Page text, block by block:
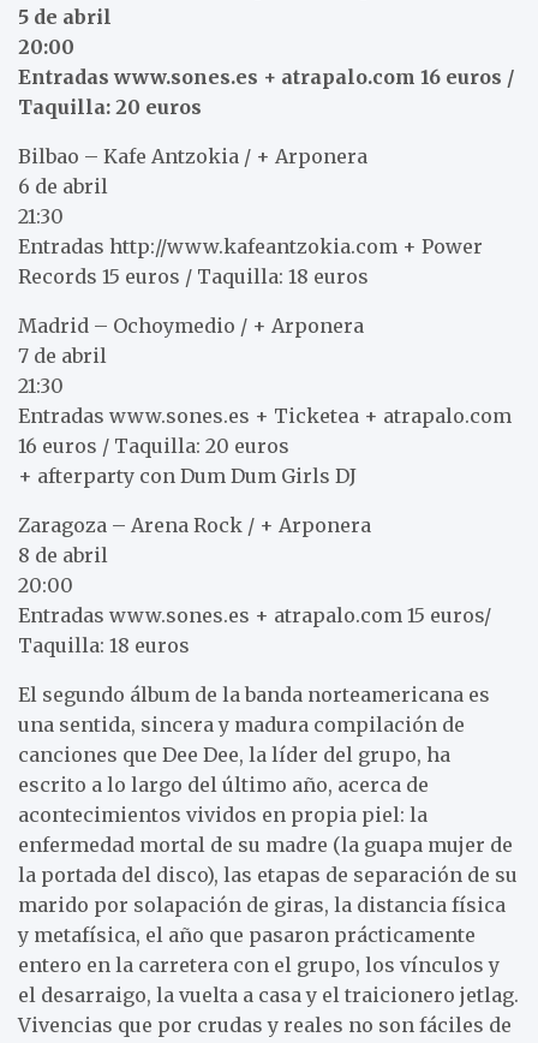
5 de abril
20:00
Entradas www.sones.es + atrapalo.com 16 euros /
Taquilla: 20 euros
Bilbao – Kafe Antzokia / + Arponera
6 de abril
21:30
Entradas http://www.kafeantzokia.com + Power
Records 15 euros / Taquilla: 18 euros
Madrid – Ochoymedio / + Arponera
7 de abril
21:30
Entradas www.sones.es + Ticketea + atrapalo.com
16 euros / Taquilla: 20 euros
+ afterparty con Dum Dum Girls DJ
Zaragoza – Arena Rock / + Arponera
8 de abril
20:00
Entradas www.sones.es + atrapalo.com 15 euros/
Taquilla: 18 euros
El segundo álbum de la banda norteamericana es
una sentida, sincera y madura compilación de
canciones que Dee Dee, la líder del grupo, ha
escrito a lo largo del último año, acerca de
acontecimientos vividos en propia piel: la
enfermedad mortal de su madre (la guapa mujer de
la portada del disco), las etapas de separación de su
marido por solapación de giras, la distancia física
y metafísica, el año que pasaron prácticamente
entero en la carretera con el grupo, los vínculos y
el desarraigo, la vuelta a casa y el traicionero jetlag.
Vivencias que por crudas y reales no son fáciles de